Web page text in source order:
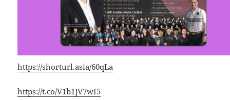
https://shorturl.asia/60qLa
https://t.co/V1b1JV7wI5